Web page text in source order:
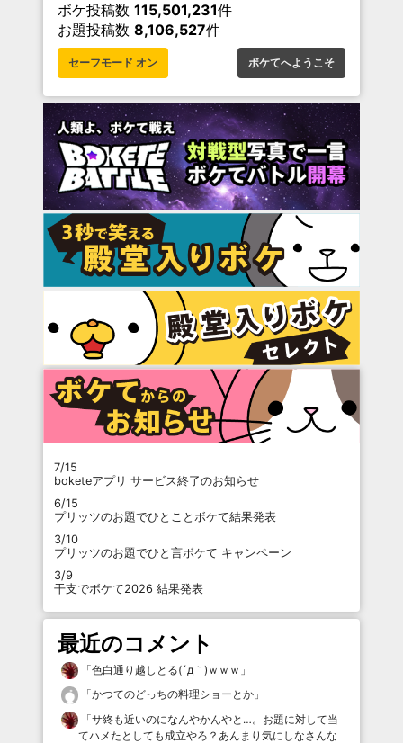
ボケ投稿数 115,501,231件
お題投稿数 8,106,527件
セーフモード オン ボケてへようこそ
7/15
boketeアプリ サービス終了のお知らせ
6/15
プリッツのお題でひとことボケて結果発表
3/10
プリッツのお題でひと言ボケて キャンペーン
3/9
干支でボケて2026 結果発表
最近のコメント
「色白通り越しとる(´д｀)ｗｗｗ 」
「かつてのどっちの料理ショーとか 」
「サ終も近いのになんやかんやと…。お題に対して当
てハメたとしても成立やろ？あんまり気にしなさんな